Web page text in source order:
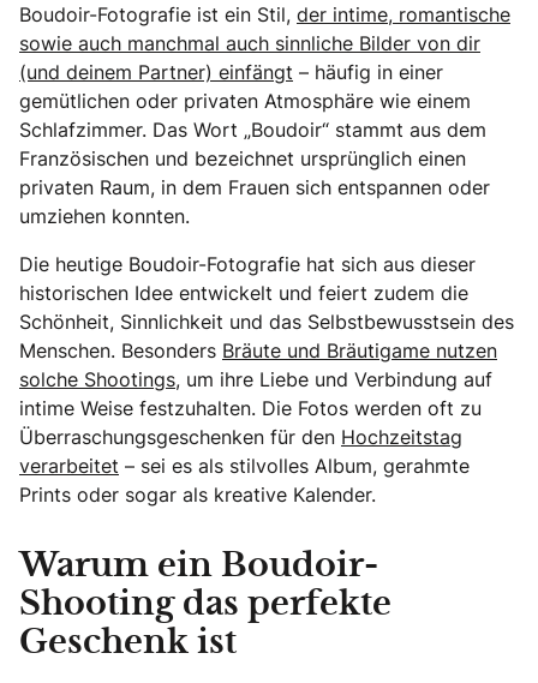
Boudoir-Fotografie ist ein Stil, der intime, romantische
sowie auch manchmal auch sinnliche Bilder von dir
(und deinem Partner) einfängt – häufig in einer
gemütlichen oder privaten Atmosphäre wie einem
Schlafzimmer. Das Wort „Boudoir“ stammt aus dem
Französischen und bezeichnet ursprünglich einen
privaten Raum, in dem Frauen sich entspannen oder
umziehen konnten.
Die heutige Boudoir-Fotografie hat sich aus dieser
historischen Idee entwickelt und feiert zudem die
Schönheit, Sinnlichkeit und das Selbstbewusstsein des
Menschen. Besonders Bräute und Bräutigame nutzen
solche Shootings, um ihre Liebe und Verbindung auf
intime Weise festzuhalten. Die Fotos werden oft zu
Überraschungsgeschenken für den Hochzeitstag
verarbeitet – sei es als stilvolles Album, gerahmte
Prints oder sogar als kreative Kalender.
Warum ein Boudoir-
Shooting das perfekte
Geschenk ist